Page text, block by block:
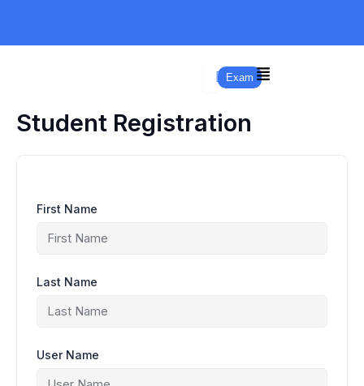
Exam
Student Registration
First Name
Last Name
User Name